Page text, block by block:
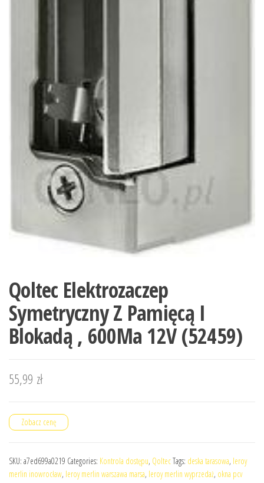
Qoltec Elektrozaczep
Symetryczny Z Pamięcą I
Blokadą , 600Ma 12V (52459)
55,99 zł
Zobacz cenę
SKU: a7ed699a0219 Categories: Kontrola dostępu, QoltecTags: deska tarasowa, leroy
merlin inowrocław, leroy merlin warszawa marsa, leroy merlin wyprzedaż, okna pcv